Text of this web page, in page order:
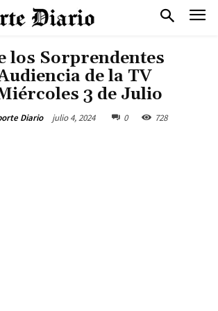
los Sorprendentes
de la TV
3 de Julio
Diario julio 4, 2024 0 728